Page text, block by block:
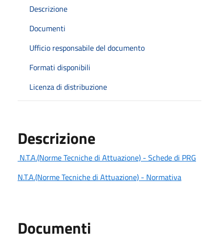
Descrizione
Documenti
Ufficio responsabile del documento
Formati disponibili
Licenza di distribuzione
Descrizione
N.T.A.(Norme Tecniche di Attuazione) - Schede di PRG
N.T.A.(Norme Tecniche di Attuazione) - Normativa
Documenti